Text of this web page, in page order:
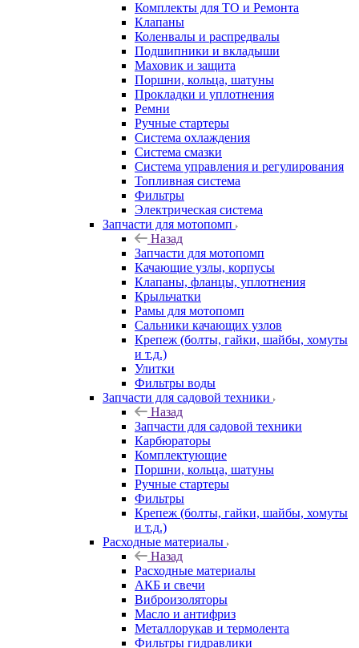
Комплекты для ТО и Ремонта
Клапаны
Коленвалы и распредвалы
Подшипники и вкладыши
Маховик и защита
Поршни, кольца, шатуны
Прокладки и уплотнения
Ремни
Ручные стартеры
Система охлаждения
Система смазки
Система управления и регулирования
Топливная система
Фильтры
Электрическая система
Запчасти для мотопомп
Назад
Запчасти для мотопомп
Качающие узлы, корпусы
Клапаны, фланцы, уплотнения
Крыльчатки
Рамы для мотопомп
Сальники качающих узлов
Крепеж (болты, гайки, шайбы, хомуты
и т.д.)
Улитки
Фильтры воды
Запчасти для садовой техники
Назад
Запчасти для садовой техники
Карбюраторы
Комплектующие
Поршни, кольца, шатуны
Ручные стартеры
Фильтры
Крепеж (болты, гайки, шайбы, хомуты
и т.д.)
Расходные материалы
Назад
Расходные материалы
АКБ и свечи
Виброизоляторы
Масло и антифриз
Металлорукав и термолента
Фильтры гидравлики